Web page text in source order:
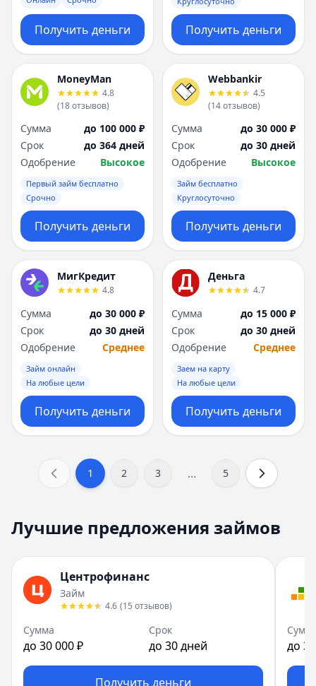
Получить деньги Получить деньги
MoneyMan
4.8
(18отзывов)
Сумма
до 100 000 ₽
Срок
до 364 дней
Одобрение
Высокое
Первый займ бесплатно
Срочно
Получить деньги
Webbankir
4.5
(14отзывов)
Сумма
до 30 000 ₽
Срок
до 30 дней
Одобрение
Высокое
Займ бесплатно
Круглосуточно
Получить деньги
МигКредит
4.8
Сумма
до 30 000 ₽
Срок
до 30 дней
Одобрение
Среднее
Займ онлайн
На любые цели
Получить деньги
Деньга
4.7
Сумма
до 15 000 ₽
Срок
до 30 дней
Одобрение
Среднее
Заем на карту
На любые цели
Получить деньги
1 2 3 ... 5
Лучшие предложения займов
Центрофинанс
Займ
4.6 (15 отзывов)
Сумма
до 30 000 ₽
Срок
до 30 дней
Получить деньги
до